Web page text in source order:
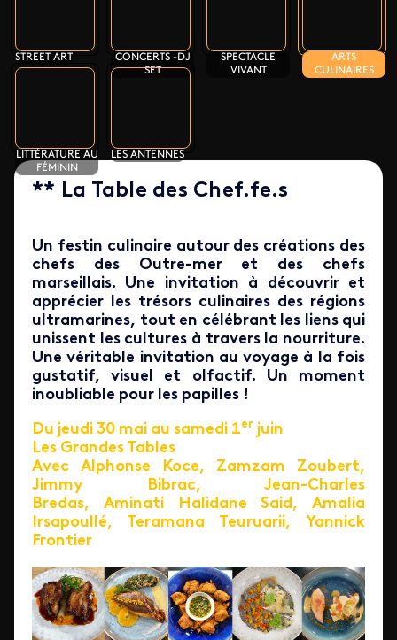
STREET ART
CONCERTS -DJ
SET
SPECTACLE
VIVANT
ARTS
CULINAIRES
LITTÉRATURE AU
FÉMININ
LES ANTENNES
** La Table des Chef.fe.s
Un festin culinaire autour des créations des
chefs des Outre-mer et des chefs
marseillais. Une invitation à découvrir et
apprécier les trésors culinaires des régions
ultramarines, tout en célébrant les liens qui
unissent les cultures à travers la nourriture.
Une véritable invitation au voyage à la fois
gustatif, visuel et olfactif. Un moment
inoubliable pour les papilles !
Du jeudi 30 mai au samedi 1er juin
Les Grandes Tables
Avec Alphonse Koce, Zamzam Zoubert,
Jimmy Bibrac, Jean-Charles
Bredas, Aminati Halidane Said, Amalia
Irsapoullé, Teramana Teuruarii, Yannick
Frontier